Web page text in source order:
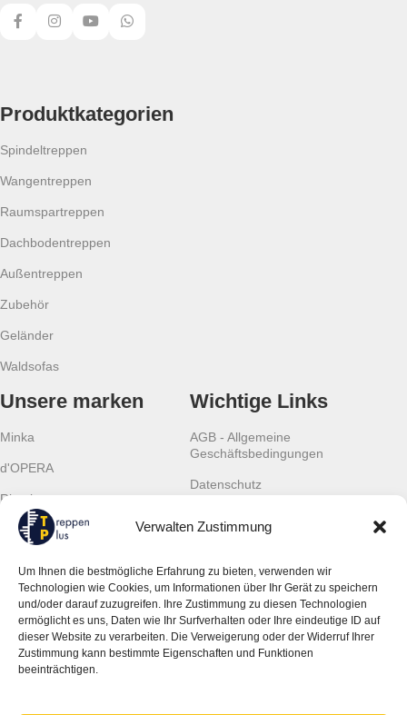
Verwalten Zustimmung
Um Ihnen die bestmögliche Erfahrung zu bieten, verwenden wir
Technologien wie Cookies, um Informationen über Ihr Gerät zu speichern
und/oder darauf zuzugreifen. Ihre Zustimmung zu diesen Technologien
ermöglicht es uns, Daten wie Ihr Surfverhalten oder Ihre eindeutige ID auf
dieser Website zu verarbeiten. Die Verweigerung oder der Widerruf Ihrer
Zustimmung kann bestimmte Eigenschaften und Funktionen
beeinträchtigen.
Produktkategorien
Spindeltreppen
Wangentreppen
Raumspartreppen
Dachbodentreppen
Außentreppen
Zubehör
Geländer
Waldsofas
Unsere marken
Minka
d'OPERA
Rintal
Scalant
TLC
Wichtige Links
AGB - Allgemeine
Geschäftsbedingungen
Datenschutz
Gewährleistung
Kontaktinformationen
JSM Treppen Plus UG (haftungsbeschränkt)
Ingolstädter Str. 19